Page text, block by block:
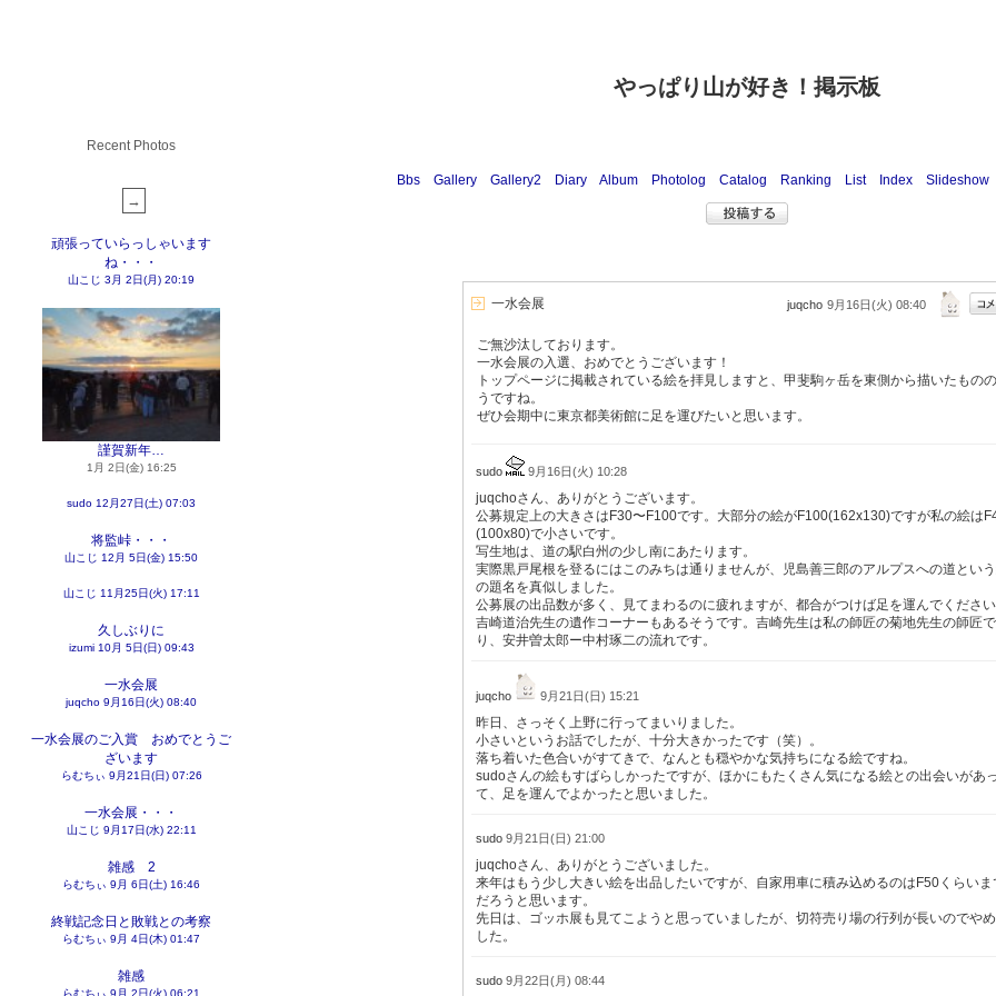
やっぱり山が好き！掲示板
Recent Photos
頑張っていらっしゃいます
ね・・・
山こじ 3月 2日(月) 20:19
謹賀新年…
1月 2日(金) 16:25
sudo 12月27日(土) 07:03
将監峠・・・
山こじ 12月 5日(金) 15:50
山こじ 11月25日(火) 17:11
久しぶりに
izumi 10月 5日(日) 09:43
一水会展
juqcho 9月16日(火) 08:40
一水会展のご入賞 おめでとうご
ざいます
らむちぃ 9月21日(日) 07:26
一水会展・・・
山こじ 9月17日(水) 22:11
雑感 2
らむちぃ 9月 6日(土) 16:46
終戦記念日と敗戦との考察
らむちぃ 9月 4日(木) 01:47
雑感
らむちぃ 9月 2日(火) 06:21
Bbs Gallery Gallery2 Diary Album Photolog Catalog Ranking List Index Slideshow
一水会展 juqcho 9月16日(火) 08:40
ご無沙汰しております。
一水会展の入選、おめでとうございます！
トップページに掲載されている絵を拝見しますと、甲斐駒ヶ岳を東側から描いたもの
うですね。
ぜひ会期中に東京都美術館に足を運びたいと思います。
sudo 9月16日(火) 10:28
juqchoさん、ありがとうございます。
公募規定上の大きさはF30〜F100です。大部分の絵がF100(162x130)ですが私の絵は
(100x80)で小さいです。
写生地は、道の駅白州の少し南にあたります。
実際黒戸尾根を登るにはこのみちは通りませんが、児島善三郎のアルプスへの道とい
の題名を真似しました。
公募展の出品数が多く、見てまわるのに疲れますが、都合がつけば足を運んでください
吉崎道治先生の遺作コーナーもあるそうです。吉崎先生は私の師匠の菊地先生の師匠
り、安井曽太郎ー中村琢二の流れです。
juqcho 9月21日(日) 15:21
昨日、さっそく上野に行ってまいりました。
小さいというお話でしたが、十分大きかったです（笑）。
落ち着いた色合いがすてきで、なんとも穏やかな気持ちになる絵ですね。
sudoさんの絵もすばらしかったですが、ほかにもたくさん気になる絵との出会いがあ
て、足を運んでよかったと思いました。
sudo 9月21日(日) 21:00
juqchoさん、ありがとうございました。
来年はもう少し大きい絵を出品したいですが、自家用車に積み込めるのはF50くらいま
だろうと思います。
先日は、ゴッホ展も見てこようと思っていましたが、切符売り場の行列が長いのでやめ
した。
sudo 9月22日(月) 08:44